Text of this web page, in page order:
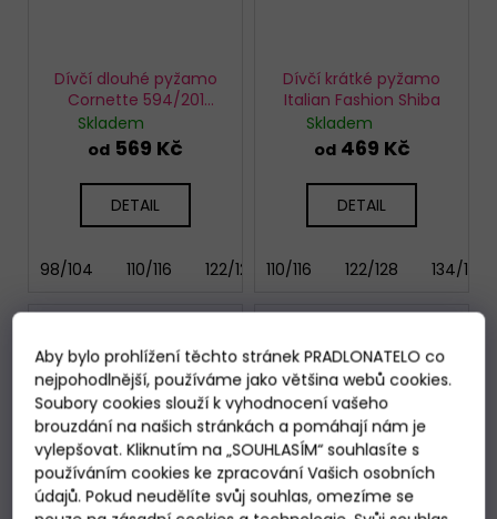
Aby bylo prohlížení těchto stránek PRADLONATELO co
nejpohodlnější, používáme jako většina webů cookies.
Soubory cookies slouží k vyhodnocení vašeho
brouzdání na našich stránkách a pomáhají nám je
vylepšovat. Kliknutím na „SOUHLASÍM“ souhlasíte s
používáním cookies ke zpracování Vašich osobních
údajů. Pokud neudělíte svůj souhlas, omezíme se
Dívčí dlouhé pyžamo
Cornette 594/201
Sleeping
Skladem
od 569 Kč
DETAIL
98/104 110/116 122/128 134/140 146/152
Dívčí krátké pyžamo
Italian Fashion Shiba
Skladem
od469 Kč
DETAIL
110/116 122/128 134/140